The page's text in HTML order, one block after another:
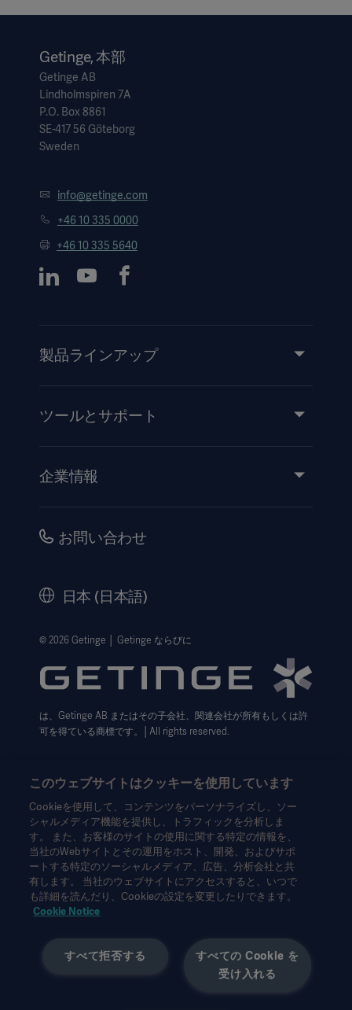
Getinge, 本部
Getinge AB
Lindholmspiren 7A
P.O. Box 8861
SE-417 56 Göteborg
Sweden
info@getinge.com
+46 10 335 0000
+46 10 335 5640
製品ラインアップ
サービス
ツールとサポート
イベント
販売代理店向け情報
企業情報
キャリア
ウェブサイト個人情報保護方針
利用規約
Cookie設定センター
データサブジェクト・リクエスト（英語）
お問い合わせ
日本 (日本語)
© 2026 Getinge │ Getinge ならびに
は、Getinge AB またはその子会社、関連会社が所有もしくは許
可を得ている商標です。│All rights reserved.
本情報は、専門家を対象とした情報提供のみを目的としているた
め、取扱説明書、サービスマニュアルまたは医療アドバイスの代
わりとして用いることはできません。ゲティンゲは、この資料に
基づいて行われたいかなる者の行為または不作為に対しても、一
切の責任または義務を負いません。ご使用になられる場合は、ご
自身の責任において行ってください。
きない、または許可されていない場合があります。ゲティンゲの
書面による許可なく、本情報の全部または一部を複製または使用
このウェブサイトはクッキーを使用しています
Cookieを使用して、コンテンツをパーソナライズし、ソー
シャルメディア機能を提供し、トラフィックを分析しま
す。 また、お客様のサイトの使用に関する特定の情報を、
当社のWebサイトとその運用をホスト、開発、およびサポ
ートする特定のソーシャルメディア、広告、分析会社と共
有します。 当社のウェブサイトにアクセスすると、いつで
も詳細を読んだり、Cookieの設定を変更したりできます。
Cookie Notice
すべての Cookie を
受け入れる
すべて拒否する